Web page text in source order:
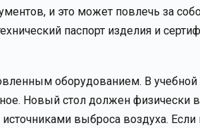
и это может повлечь за
паспорт изделия и
оборудованием. В учебной
Новый стол должен физически
выброса воздуха.